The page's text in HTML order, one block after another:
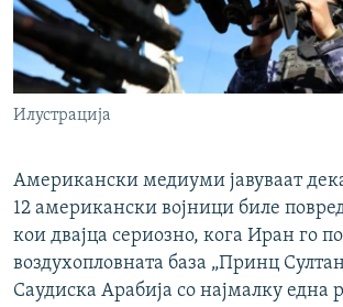
Илустрација
Американски медиуми јавуваат
12 американски војници биле
кои двајца сериозно, кога Иран го
воздухопловната база „Принц
Саудиска Арабија со најмалку една